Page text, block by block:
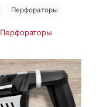
Перфораторы
Перфораторы